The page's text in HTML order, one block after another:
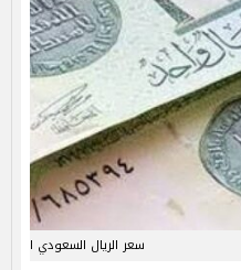
سعر الريال السعودي اليوم